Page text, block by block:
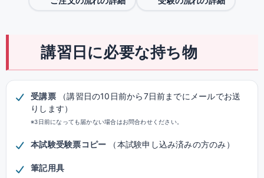
講習日に必要な持ち物
受講票
（講習日の10日前から7日前までにメールでお送
りします）
※3日前になっても届かない場合はお問合わせください。
本試験受験票コピー （本試験申し込み済みの方のみ）
筆記用具